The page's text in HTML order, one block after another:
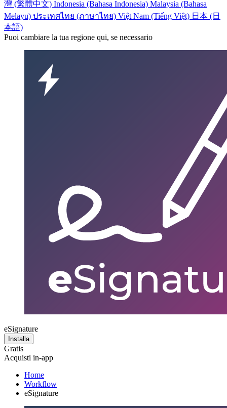
灣 (繁體中文) Indonesia (Bahasa Indonesia) Malaysia (Bahasa
Melayu) ประเทศไทย (ภาษาไทย) Việt Nam (Tiếng Việt) 日本 (日
本語)
Puoi cambiare la tua regione qui, se necessario
eSignature
Installa
Gratis
Acquisti in-app
Home
Workflow
eSignature